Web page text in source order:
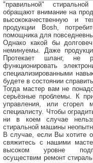
"правильной"
обращают внимание на
высококачественную и
продукции Bosh,
помощника для
Однако какой бы
неминуемы. Даже
Протекает шланг, не
функционировать
специализированными
будете в состоянии
Тогда мастер вам не
серьёзные проблемы. К
управления, или сгорел
специалисту. Чтобы
ни в коем случае
стиральной машины
В случае, если Вы хотите
свяжитесь с нашими
высоком уровне
осуществим ремонт